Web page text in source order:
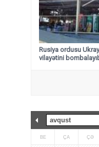
Rusiya ordusu
vilayətini
BE ÇA ÇƏ